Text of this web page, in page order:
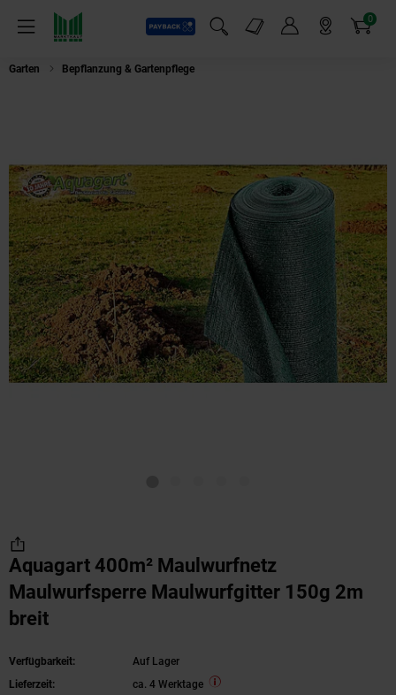
Menü
Payback
Suchfeld einblenden
Markt-Angebote 0
Artikel
Garten Bepflanzung & Gartenpflege
Aquagart 400m² Maulwurfnetz
Maulwurfsperre Maulwurfgitter 150g 2m
breit
Verfügbarkeit:
Auf Lager
Lieferzeit:
ca. 4 Werktage